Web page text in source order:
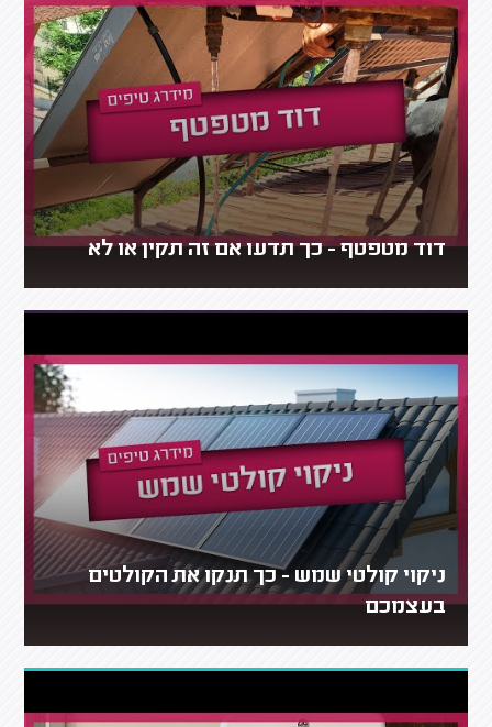
דוד מטפטף - כך תדעו אם זה תקין או לא
ניקוי קולטי שמש - כך תנקו את הקולטים
בעצמכם